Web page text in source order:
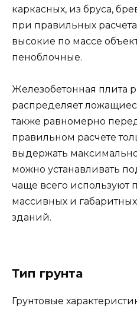
каркасных, из бруса,
при правильных
высокие по массе
пеноблочные.
Железобетонная плита
распределяет
также равномерно
правильном расчете
выдержать
можно устанавливать
чаще всего используют
массивных и
зданий.
Тип грунта
Грунтовые